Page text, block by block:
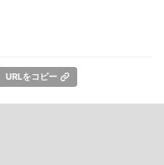
URLをコピー